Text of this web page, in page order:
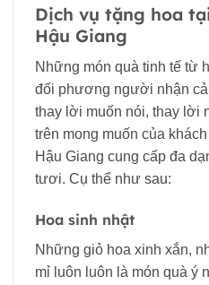
Dịch vụ tặng hoa
Hậu Giang
Những món quà tinh tế từ
đối phương người nhận
thay lời muốn nói, thay lời
trên mong muốn của
Hậu Giang cung cấp đa
tươi. Cụ thể như sau:
Hoa sinh nhật
Những giỏ hoa xinh xắn,
mỉ luôn luôn là món quà ý